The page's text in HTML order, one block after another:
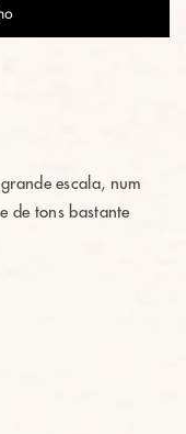
escala, num
de tons bastante